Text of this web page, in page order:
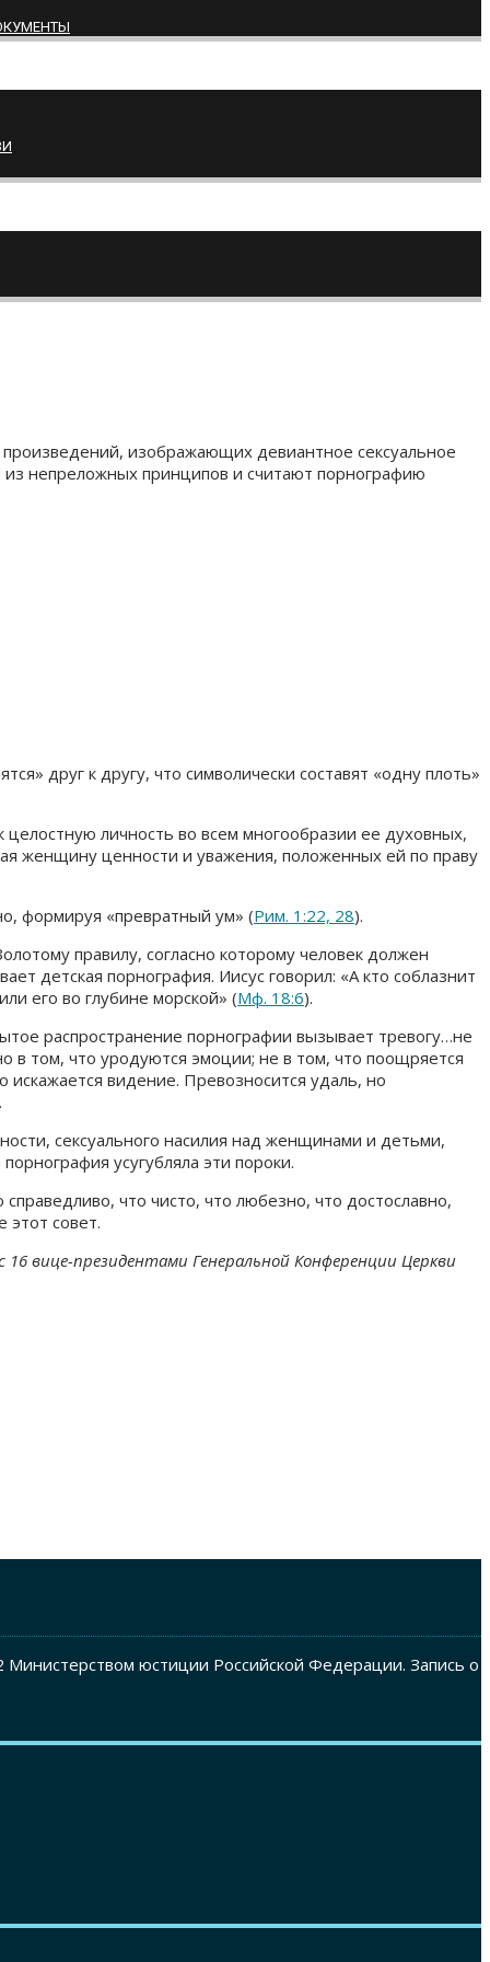
произведений, изображающих девиантное сексуальное
непреложных принципов и считают порнографию
друг к другу, что символически составят «одну плоть»
личность во всем многообразии ее духовных,
женщину ценности и уважения, положенных ей по праву
формируя «превратный ум» (Рим. 1:22, 28).
правилу, согласно которому человек должен
детская порнография. Иисус говорил: «А кто соблазнит
его во глубине морской» (Мф. 18:6).
распространение порнографии вызывает тревогу…не
в том, что уродуются эмоции; не в том, что поощряется
видение. Превозносится удаль, но
сексуального насилия над женщинами и детьми,
усугубляла эти пороки.
что чисто, что любезно, что достославно,
этот совет.
вице-президентами Генеральной Конференции Церкви
юстиции Российской Федерации. Запись о